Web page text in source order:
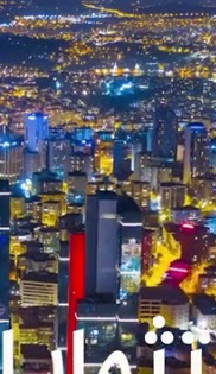
أن تكون
أفضل الفرص
في تركيا وتحتل
الرائعة
بسبب
أنطاليا